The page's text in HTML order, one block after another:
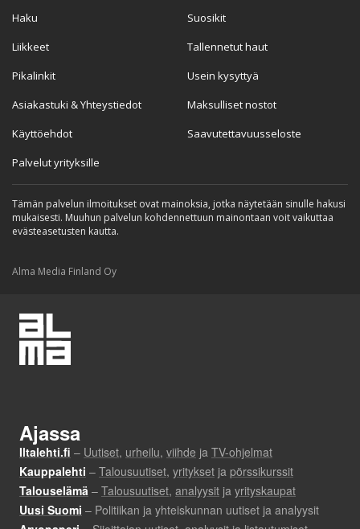
Haku
Liikkeet
Pikalinkit
Asiakastuki & Yhteystiedot
Käyttöehdot
Palvelut yrityksille
Suosikit
Tallennetut haut
Usein kysyttyä
Maksulliset nostot
Saavutettavuusseloste
Tämän palvelun ilmoitukset ovat mainoksia, jotka näytetään sinulle hakusi
mukaisesti. Muuhun palvelun kohdennettuun mainontaan voit vaikuttaa
evästeasetusten kautta.
Alma Media Finland Oy